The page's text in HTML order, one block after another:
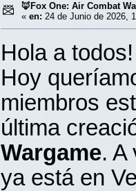
🦊Fox One: Air Combat
« en: 24 de Junio de 2026,
Hola a todos!
Hoy
miembros
última
Wargame. A
ya está en